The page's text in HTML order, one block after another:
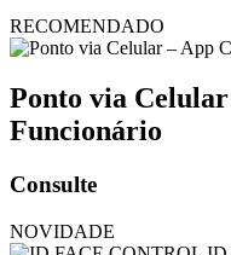
RECOMENDADO
Ponto via
Funcionário
Consulte
NOVIDADE